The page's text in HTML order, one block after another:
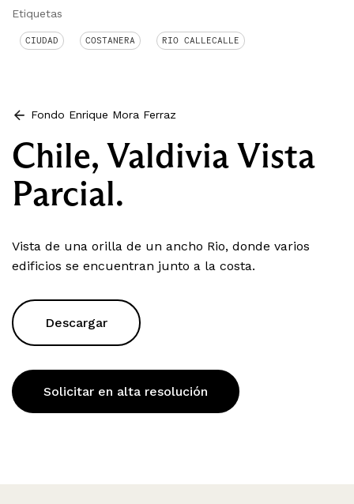
Etiquetas
CIUDAD COSTANERA RIO CALLECALLE
Fondo Enrique Mora Ferraz
Chile, Valdivia Vista
Parcial.
Vista de una orilla de un ancho Rio, donde varios
edificios se encuentran junto a la costa.
Descargar
Solicitar en alta resolución